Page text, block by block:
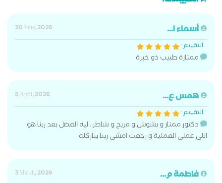
أسماء ا...
30 June, 2026
التقييم :
ممتازة طبيب ذو خبرة
همس ع...
5 April, 2026
التقييم :
دكتور ممتاز و بشوش و مريح و شاطر ، ليه الفضل بعد ربنا هو
اللى عملى العملية و رجعت امشى ربنا يباركله
فاطمة م...
3 March, 2026